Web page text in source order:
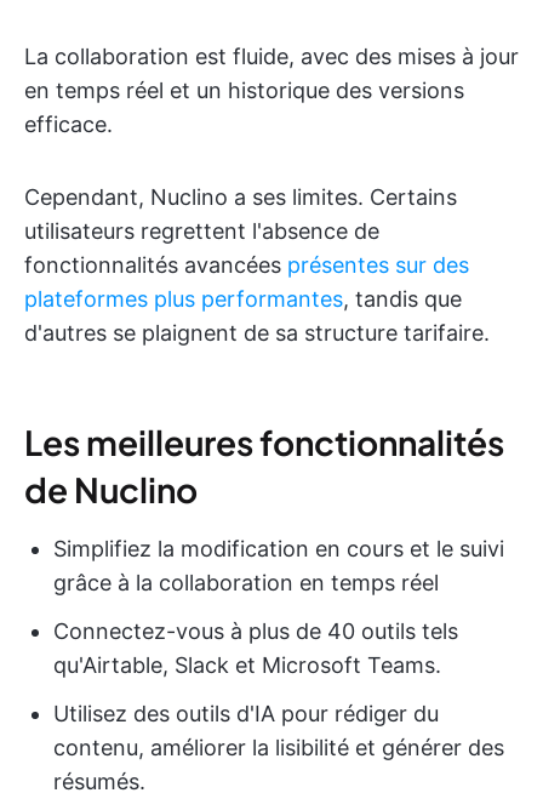
La collaboration est fluide, avec des mises à jour
en temps réel et un historique des versions
efficace.
Cependant, Nuclino a ses limites. Certains
utilisateurs regrettent l'absence de
fonctionnalités avancées présentes sur des
plateformes plus performantes, tandis que
d'autres se plaignent de sa structure tarifaire.
Les meilleures fonctionnalités
de Nuclino
Simplifiez la modification en cours et le suivi
grâce à la collaboration en temps réel
Connectez-vous à plus de 40 outils tels
qu'Airtable, Slack et Microsoft Teams.
Utilisez des outils d'IA pour rédiger du
contenu, améliorer la lisibilité et générer des
résumés.